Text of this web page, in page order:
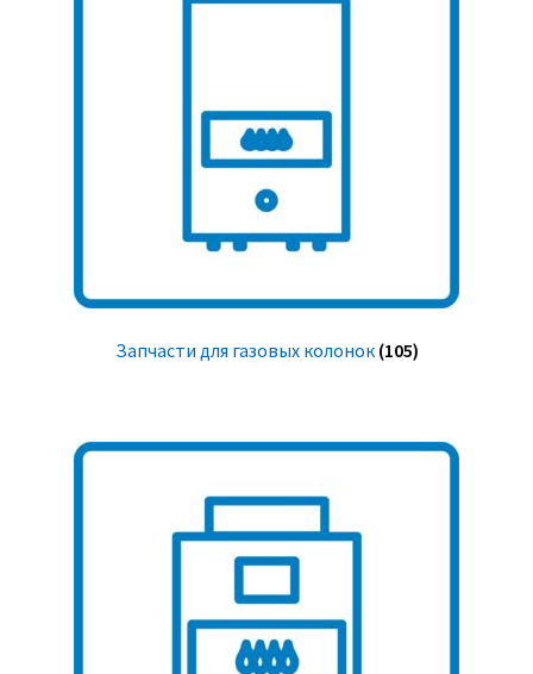
Запчасти для газовых колонок (105)